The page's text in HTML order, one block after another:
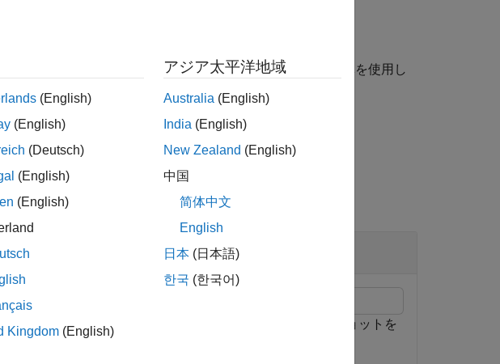
オブジェクトから入力値の構造体を抽出します。入力構造体を使用し
化
。平衡化された操作点を計算するか、操作点のスナップショットを
(English)
(English)
(Deutsch)
(English)
(English)
Kingdom (English)
アジア太平洋地域
Australia (English)
India (English)
New Zealand (English)
中国
简体中文
English
日本 (日本語)
한국 (한국어)